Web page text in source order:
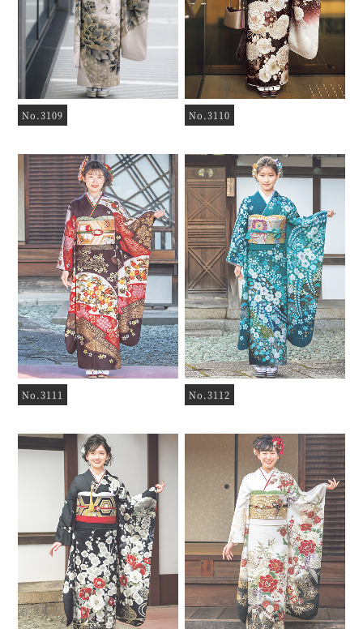
No.3109 No.3110
No.3111 No.3112